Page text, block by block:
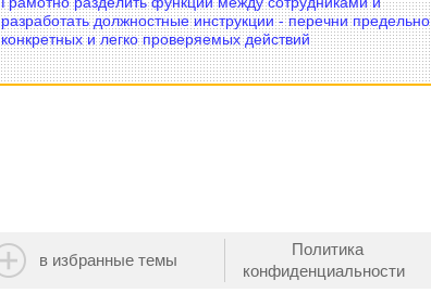
разработать должностные инструкции - перечни предельно
конкретных и легко проверяемых действий
в избранные темы
Политика
конфиденциальности